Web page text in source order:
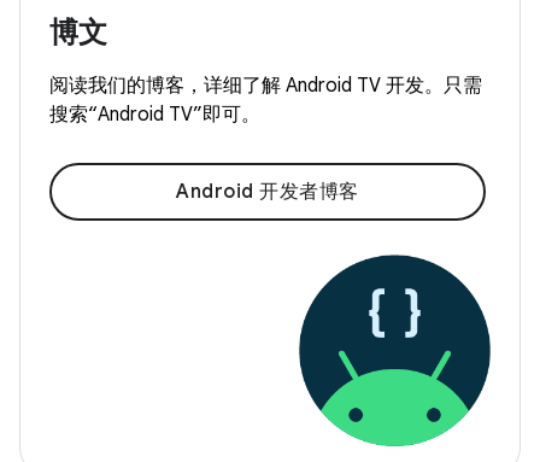
博文
阅读我们的博客，详细了解 Android TV 开发。只需
搜索“Android TV”即可。
Android 开发者博客